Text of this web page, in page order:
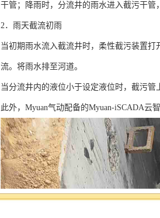
干管；降雨时，分流井的雨水进入截污干管
2．雨天截流初雨
当初期雨水流入截流井时，柔性截污装置
流。将雨水排至河道。
当分流井内的液位小于设定液位时，截污管
此外，Myuan气动配备的Myuan-iSCADA云